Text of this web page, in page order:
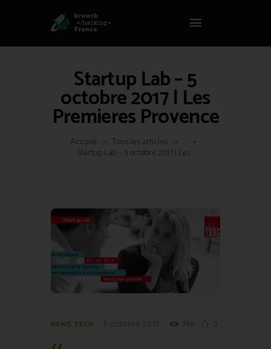
Startup Lab – 5
octobre 2017 | Les
Premieres Provence
Accueil Tous les articles
Startup Lab – 5 octobre 2017 | Les...
GROWTH HACKING FRANCE
ACCUEIL
HACKS
VOUS ÊTES ?
RESSOURCES
L’AGENCE
NEWS TECH